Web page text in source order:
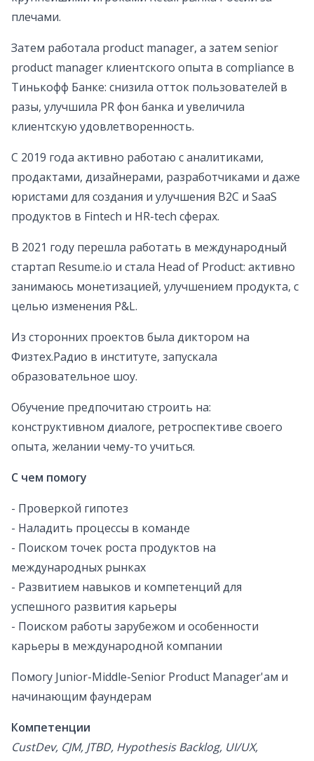
плечами.
Затем работала product manager, а затем senior
product manager клиентского опыта в compliance в
Тинькофф Банке: снизила отток пользователей в
разы, улучшила PR фон банка и увеличила
клиентскую удовлетворенность.
С 2019 года активно работаю с аналитиками,
продактами, дизайнерами, разработчиками и даже
юристами для создания и улучшения B2С и SaaS
продуктов в Fintech и HR-tech сферах.
В 2021 году перешла работать в международный
стартап Resume.io и стала Head of Product: активно
занимаюсь монетизацией, улучшением продукта, с
целью изменения P&L.
Из сторонних проектов была диктором на
Физтех.Радио в институте, запускала
образовательное шоу.
Обучение предпочитаю строить на:
конструктивном диалоге, ретроспективе своего
опыта, желании чему-то учиться.
С чем помогу
- Проверкой гипотез
- Наладить процессы в команде
- Поиском точек роста продуктов на
международных рынках
- Развитием навыков и компетенций для
успешного развития карьеры
- Поиском работы зарубежом и особенности
карьеры в международной компании
Помогу Junior-Middle-Senior Product Manager'ам и
начинающим фаундерам
Компетенции
CustDev, CJM, JTBD, Hypothesis Backlog, UI/UX,